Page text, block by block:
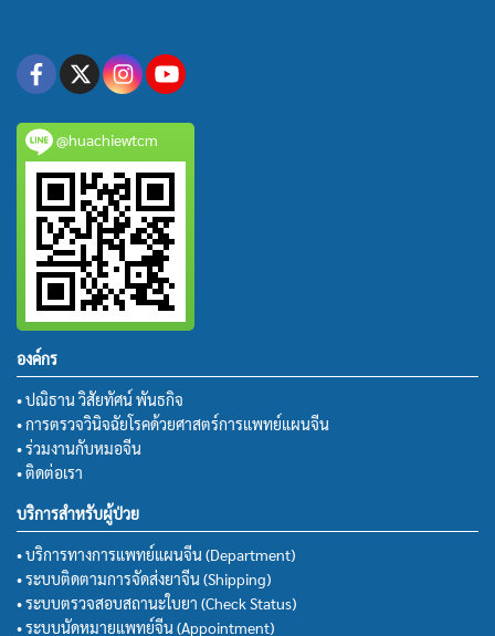
@huachiewtcm
องค์กร
• ปณิธาน วิสัยทัศน์ พันธกิจ
• การตรวจวินิจฉัยโรคด้วยศาสตร์การแพทย์แผนจีน
• ร่วมงานกับหมอจีน
• ติดต่อเรา
บริการสำหรับผู้ป่วย
• บริการทางการแพทย์แผนจีน (Department)
• ระบบติดตามการจัดส่งยาจีน (Shipping)
• ระบบตรวจสอบสถานะใบยา (Check Status)
• ระบบนัดหมายแพทย์จีน (Appointment)